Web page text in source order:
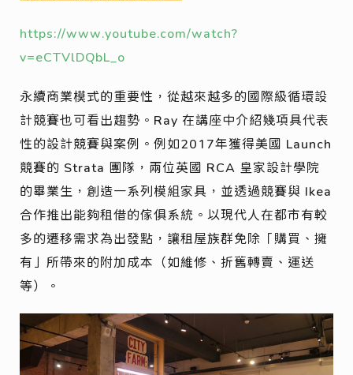
https://www.youtube.com/watch?
v=eCTVlDQbL_o
永續商業模式的重要性，從越來越多的國際級循環設
計競賽也可看出趨勢。Ray 在講座中介紹幾項具代表
性的設計競賽與案例。例如2017年獲得美國 Launch
競賽的 Strata 團隊，兩位英國 RCA 皇家設計學院
的畢業生，創造一系列模組家具，並透過競賽與 Ikea
合作推出能夠租借的傢俱系統。以現代人在都市有較
多的遷移需求為出發點，讓租屋族群免除「購買、擁
有」所帶來的附加成本（如維修、折舊轉賣、運送
等）。